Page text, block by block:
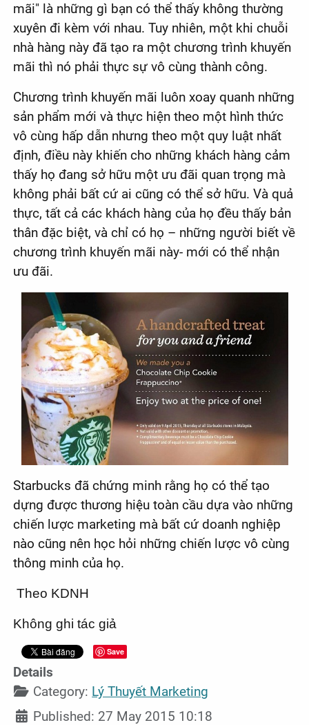
mãi" là những gì bạn có thể thấy không thường
xuyên đi kèm với nhau. Tuy nhiên, một khi chuỗi
nhà hàng này đã tạo ra một chương trình khuyến
mãi thì nó phải thực sự vô cùng thành công.
Chương trình khuyến mãi luôn xoay quanh những
sản phẩm mới và thực hiện theo một hình thức
vô cùng hấp dẫn nhưng theo một quy luật nhất
định, điều này khiến cho những khách hàng cảm
thấy họ đang sở hữu một ưu đãi quan trọng mà
không phải bất cứ ai cũng có thể sở hữu. Và quả
thực, tất cả các khách hàng của họ đều thấy bản
thân đặc biệt, và chỉ có họ – những người biết về
chương trình khuyến mãi này- mới có thể nhận
ưu đãi.
Starbucks đã chứng minh rằng họ có thể tạo
dựng được thương hiệu toàn cầu dựa vào những
chiến lược marketing mà bất cứ doanh nghiệp
nào cũng nên học hỏi những chiến lược vô cùng
thông minh của họ.
Theo KDNH
Không ghi tác giả
Save
Details
Category: Lý Thuyết Marketing
Published: 27 May 2015 10:18